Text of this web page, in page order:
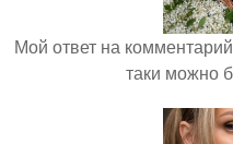
Мой ответ на
таки можно